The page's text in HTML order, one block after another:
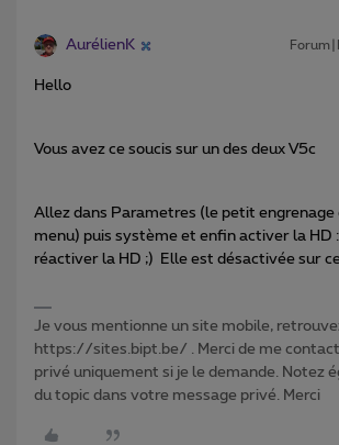
AurélienK
Hello
Vous avez ce soucis sur un des deux V5c
Allez dans Parametres (le petit engrenage
menu) puis système et enfin activer la HD
réactiver la HD ;) Elle est désactivée sur
Je vous mentionne un site mobile,
https://sites.bipt.be/ . Merci de me
privé uniquement si je le demande. Notez
du topic dans votre message privé. Merci